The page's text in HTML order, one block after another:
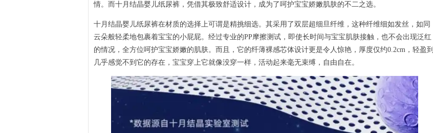
情。而十月结晶婴儿纸尿裤，凭借其极致舒适设计，成为了呵护宝宝娇嫩肌肤的不二之选。
十月结晶婴儿纸尿裤在材质的选择上可谓是精挑细选。其采用了双层超细旦纤维，这种纤维细如发丝，如同
云朵般轻柔地包裹着宝宝的小屁屁。经过专业的PP摩擦测试，即使长时间与宝宝肌肤接触，也不会出现泛红
的情况，全方位呵护宝宝娇嫩的肌肤。而且，它的纤薄裸感芯体设计更是令人惊艳，厚度仅约0.2cm，轻盈到
几乎感觉不到它的存在，宝宝穿上它就像没穿一样，活动起来毫无束缚，自由自在。